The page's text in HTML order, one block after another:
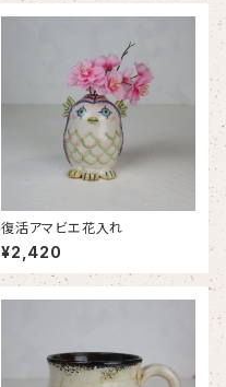
復活アマビエ花入れ
¥2,420